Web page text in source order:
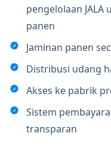
pengelolaan
panen
Jaminan panen
Distribusi udang
Akses ke pabrik
Sistem
transparan